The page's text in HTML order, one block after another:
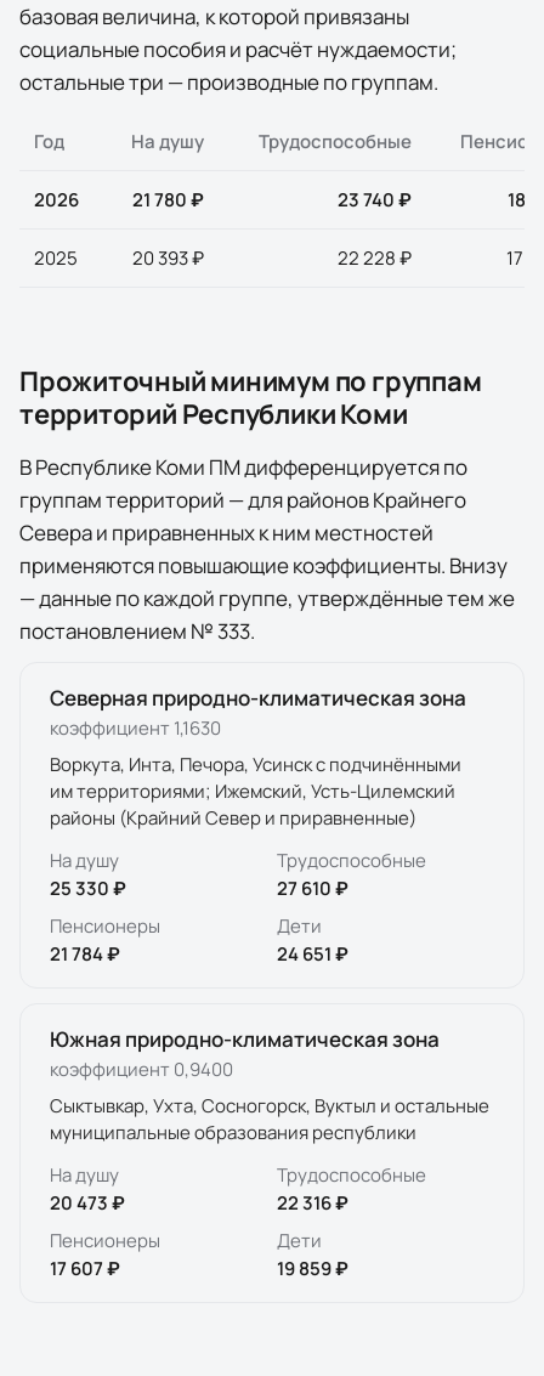
базовая величина, к которой привязаны
социальные пособия и расчёт нуждаемости;
остальные три — производные по группам.
Год На душу Трудоспособные
2026 21 780 ₽ 23 740 ₽ 18
2025 20 393 ₽ 22 228 ₽ 17
Прожиточный минимум по группам
территорий Республики Коми
ВРеспублике Коми ПМ дифференцируется по
группам территорий — для районов Крайнего
Севера и приравненных к ним местностей
применяются повышающие коэффициенты. Внизу
— данные по каждой группе, утверждённые тем же
постановлением №333.
Северная природно-климатическая зона
коэффициент1,1630
Воркута, Инта, Печора, Усинск с подчинёнными
им территориями; Ижемский, Усть-Цилемский
районы (Крайний Север и приравненные)
На душу
25 330 ₽
Трудоспособные
27 610 ₽
Пенсионеры
21 784 ₽
Дети
24 651 ₽
Южная природно-климатическая зона
коэффициент0,9400
Сыктывкар, Ухта, Сосногорск, Вуктыл и остальные
муниципальные образования республики
На душу
20 473 ₽
Трудоспособные
22 316 ₽
Пенсионеры
17 607 ₽
Дети
19 859 ₽